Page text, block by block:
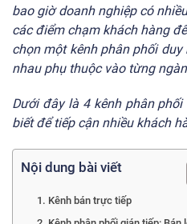
bao giờ doanh nghiệp có
các điểm chạm khách hàng
chọn một kênh phân phối
nhau phụ thuộc vào từng
Dưới đây là 4 kênh phân
biết để tiếp cận nhiều khách
Nội dung bài viết
1. Kênh bán trực tiếp